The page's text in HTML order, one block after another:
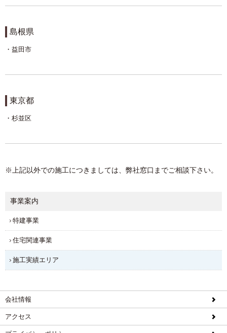
島根県
益田市
東京都
杉並区
※上記以外での施工につきましては、弊社窓口までご相談下さい。
事業案内
特建事業
住宅関連事業
施工実績エリア
会社情報
アクセス